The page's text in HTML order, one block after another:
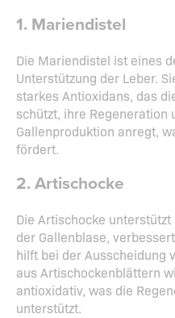
1. Mariendistel
Die Mariendistel ist eines
Unterstützung der Leber.
starkes Antioxidans, das
schützt, ihre Regeneration
Gallenproduktion anregt,
fördert.
2. Artischocke
Die Artischocke
der Gallenblase,
hilft bei der Ausscheidung
aus Artischockenblättern
antioxidativ, was die
unterstützt.